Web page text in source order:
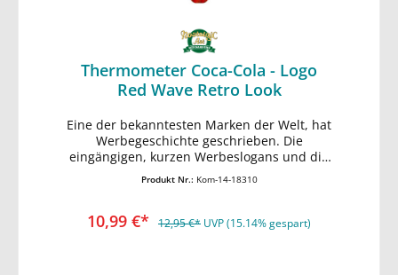
Thermometer Coca-Cola - Logo
Red Wave Retro Look
Eine der bekanntesten Marken der Welt, hat
Werbegeschichte geschrieben. Die
eingängigen, kurzen Werbeslogans und die
Vermittlung eines Lebensgefühls machen
Coca-Cola in den 20er Jahren zum
Werbestrategien und ein hoher
Produkt Nr.: Kom-14-18310
10,99 €* 12,95 €* UVP (15.14% gespart)
In den Warenkorb